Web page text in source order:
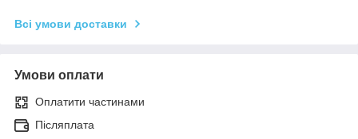
Всі умови доставки
Умови оплати
Оплатити частинами
Післяплата